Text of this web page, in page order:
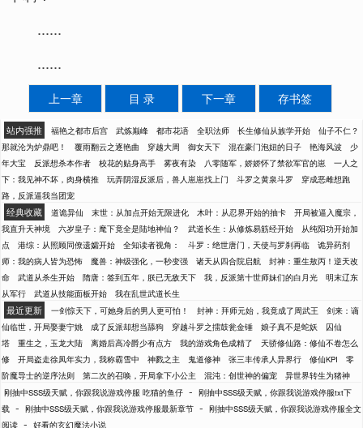
......
......
上一章 目 录 下一章 存书签
站内强推 福艳之都市后宫 武炼巅峰 都市花语 全职法师 长生修仙从族学开始
仙子不仁？
那就沦为炉鼎吧！
覆雨翻云之逐艳曲 穿越大周 御女天下 混在豪门泡妞的日子 艳海风波
少
年大宝
反派想杀本作者 校花的贴身高手 雾夜有染 八零随军，娇娇怀了禁欲军官的崽
一人之
下：我见神不坏，肉身横推
玩弄阴湿反派后，兽人崽崽找上门 斗罗之黄泉斗罗
穿成恶雌想跑
路，反派逼我当团宠
经典收藏 道诡异仙 末世：从加点开始无限进化 木叶：从忍界开始的抽卡
开局被逼入魔宗，
我直升天神境
六岁皇子：麾下竟全是陆地神仙？ 武道长生：从修炼易筋经开始
从纯阳功开始加
点
港综：从照顾同僚遗孀开始 全知读者视角： 斗罗：绝世唐门，天使与罗刹再临
诡异药剂
师：我的病人皆为恐怖
魔兽：神级强化，一秒变强 诸天从四合院启航
封神：重生敖丙！逆天改
命
武道从杀生开始 隋唐：签到五年，朕已无敌天下 我，反派第十世师妹们的白月光
明末辽东
从军行
武道从技能面板开始 我在乱世武道长生
最近更新 一剑惊天下，可她身后的男人更可怕！ 封神：拜师元始，我竟成了周武王
剑来：谪
仙临世，开局娶妻宁姚
成了反派却想当舔狗 穿越斗罗之擂鼓瓮金锤 娘子真不是蛇妖
囚仙
塔
重生之，玉龙大陆 离婚后高冷爵少有点方 我的游戏角色成精了
天骄修仙路：修仙不卷怎么
修
开局盗走徐凤年实力，我称霸雪中 神戮之主 鬼道修神 张三丰传承人异界行 修仙KPI
零
阶魔导士的逆序法则
第二次的召唤，开局拿下小公主 混沌：创世神的偏宠
异世界转生为猪神
刚抽中SSS级天赋，你跟我说游戏停服 吃猫的鱼仔 - 刚抽中SSS级天赋，你跟我说游戏停服txt下
载 - 刚抽中SSS级天赋，你跟我说游戏停服最新章节 - 刚抽中SSS级天赋，你跟我说游戏停服全文
阅读 - 好看的玄幻魔法小说